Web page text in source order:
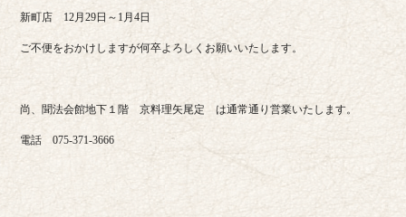
新町店 12月29日～1月4日
ご不便をおかけしますが何卒よろしくお願いいたします。
尚、聞法会館地下１階 京料理矢尾定 は通常通り営業いたします。
電話 075-371-3666